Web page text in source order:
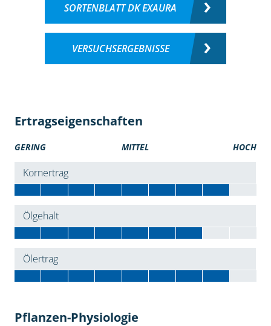
SORTENBLATT DK EXAURA
VERSUCHSERGEBNISSE
Ertragseigenschaften
GERING MITTEL HOCH
Kornertrag
Ölgehalt
Ölertrag
Pflanzen-Physiologie